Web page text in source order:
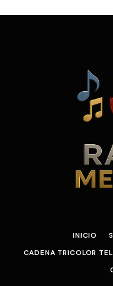
INICIO
CADENA TRICOLOR